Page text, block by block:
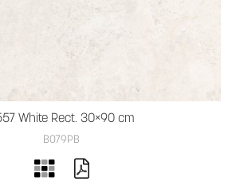
White Rect. 30×90 cm
B079PB